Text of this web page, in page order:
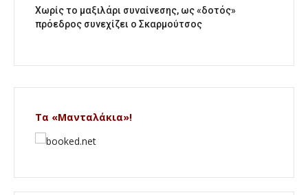
Χωρίς το μαξιλάρι συναίνεσης, ως «δοτός»
πρόεδρος συνεχίζει ο Σκαρμούτσος
Τα «Μανταλάκια»!